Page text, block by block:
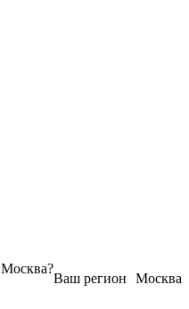
Москва
Ваш регион
Москва?